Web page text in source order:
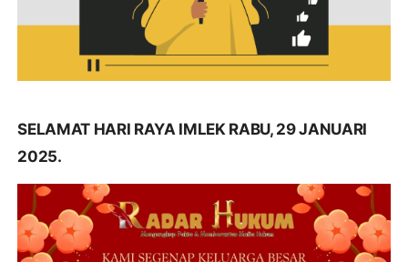
SELAMAT HARI RAYA IMLEK RABU, 29 JANUARI
2025.